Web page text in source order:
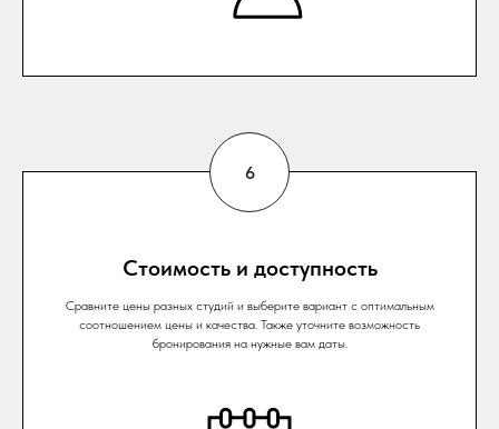
Стоимость и доступность
Сравните цены разных студий и выберите вариант с оптимальным
соотношением цены и качества. Также уточните возможность
бронирования на нужные вам даты.